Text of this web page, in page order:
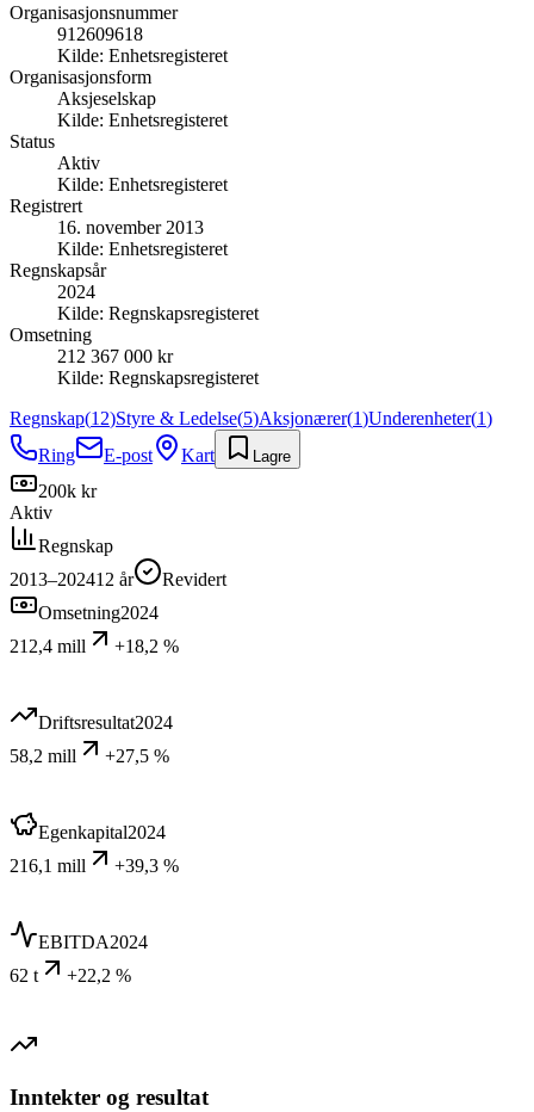
Organisasjonsnummer
912609618
Kilde: Enhetsregisteret
Organisasjonsform
Aksjeselskap
Kilde: Enhetsregisteret
Status
Aktiv
Kilde: Enhetsregisteret
Registrert
16. november 2013
Kilde: Enhetsregisteret
Regnskapsår
2024
Kilde: Regnskapsregisteret
Omsetning
212 367 000 kr
Kilde: Regnskapsregisteret
Regnskap(12)Styre & Ledelse(5)Aksjonærer(1)Underenheter(1)
Ring
E-post Kart Lagre
200k kr
Aktiv
Regnskap
2013–202412 år
Revidert
Omsetning2024
212,4 mill
+18,2 %
Driftsresultat2024
58,2 mill
+27,5 %
Egenkapital2024
216,1 mill
+39,3 %
EBITDA2024
62 t
+22,2 %
Inntekter og resultat